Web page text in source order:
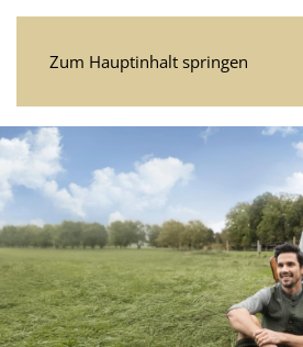
Zum Hauptinhalt springen